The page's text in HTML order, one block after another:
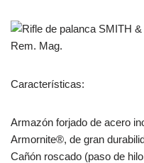
Características:
Armazón forjado de acero
Armornite®, de gran
Cañón roscado (paso de